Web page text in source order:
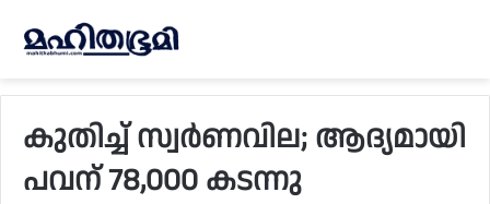
കുതിച്ച് സ്വർണവില; ആദ്യമായി
പവന് 78,000 കടന്നു